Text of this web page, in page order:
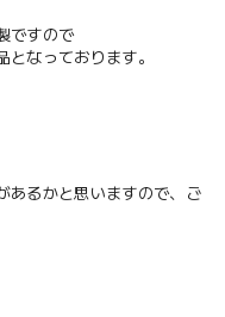
ですので
なっております。
あるかと思いますので、ご